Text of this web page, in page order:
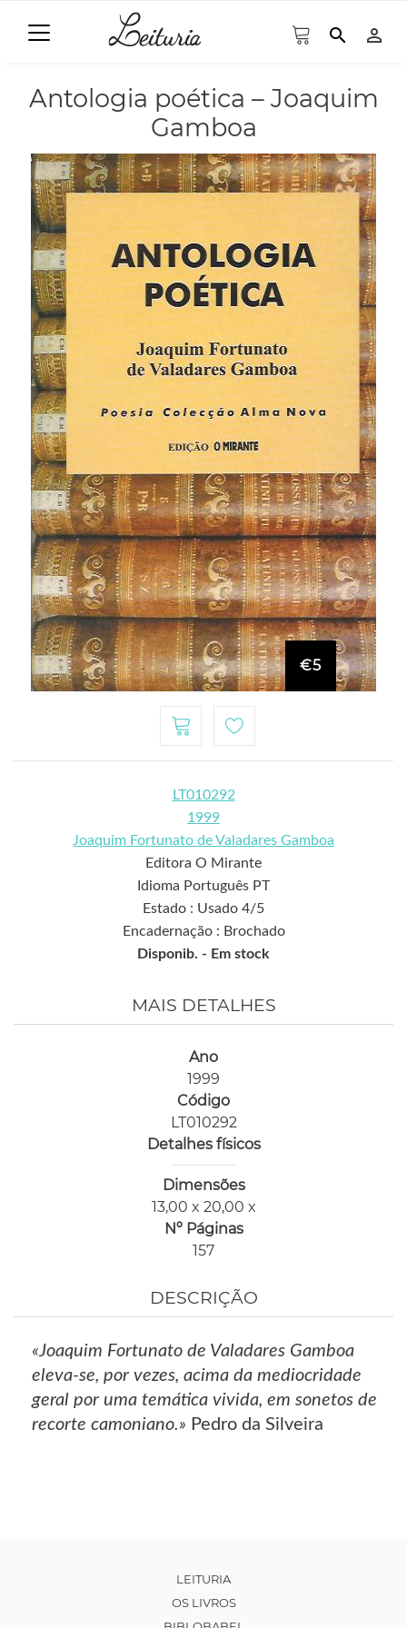
search person_outline
Antologia poética – Joaquim
Gamboa
€5
LT010292
1999
Joaquim Fortunato de Valadares Gamboa
Editora O Mirante
Idioma Português PT
Estado : Usado 4/5
Encadernação : Brochado
Disponib. - Em stock
MAIS DETALHES
Ano
1999
Código
LT010292
Detalhes físicos
Dimensões
13,00 x 20,00 x
Nº Páginas
157
DESCRIÇÃO
«Joaquim Fortunato de Valadares Gamboa
eleva-se, por vezes, acima da mediocridade
geral por uma temática vivida, em sonetos de
recorte camoniano.» Pedro da Silveira
LEITURIA
OS LIVROS